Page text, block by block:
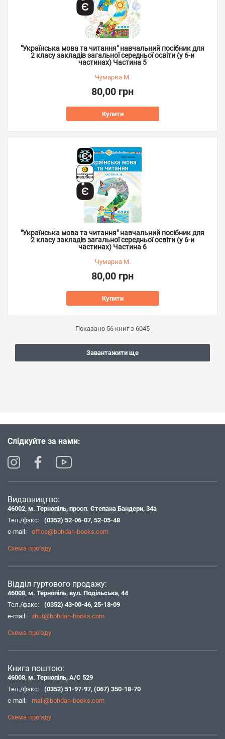
"Українська мова та читання" навчальний посібник для
2 класу закладів загальної середньої освіти (у 6-и
частинах) Частина 5
Чумарна М.
80,00 грн
Купити
"Українська мова та читання" навчальний посібник для
2 класу закладів загальної середньої освіти (у 6-и
частинах) Частина 6
Чумарна М.
80,00 грн
Купити
Показано 56 книг з 6045
Завантажити ще
Слідкуйте за нами:
Видавництво:
46002, м. Тернопіль, просп. Степана Бандери, 34а
Тел./факс:
(0352) 52-06-07, 52-05-48
e-mail:
office@bohdan-books.com
Схема проїзду
Відділ гуртового продажу:
46008, м. Тернопіль, вул. Подільська, 44
Тел./факс:
(0352) 43-00-46, 25-18-09
e-mail:
zbut@bohdan-books.com
Схема проїзду
Книга поштою:
46008, м. Тернопіль, А/С 529
Тел./факс:
(0352) 51-97-97, (067) 350-18-70
e-mail:
mail@bohdan-books.com
Схема проїзду